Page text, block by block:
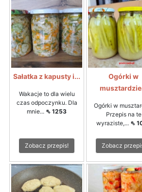
Sałatka z kapusty i...
Wakacje to dla wielu
czas odpoczynku. Dla
mnie... ⇖ 1253
Zobacz przepis!
Ogórki w
Ogórki w
Przepis na te
wyraziste,... ⇖
Zobacz